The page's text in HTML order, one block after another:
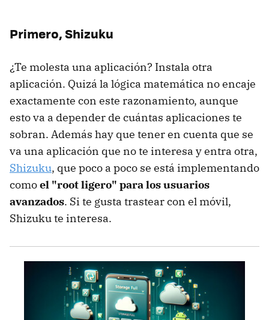
Primero, Shizuku
¿Te molesta una aplicación? Instala otra
aplicación. Quizá la lógica matemática no encaje
exactamente con este razonamiento, aunque
esto va a depender de cuántas aplicaciones te
sobran. Además hay que tener en cuenta que se
va una aplicación que no te interesa y entra otra,
Shizuku, que poco a poco se está implementando
comoel "root ligero" para los usuarios
avanzados. Si te gusta trastear con el móvil,
Shizuku te interesa.